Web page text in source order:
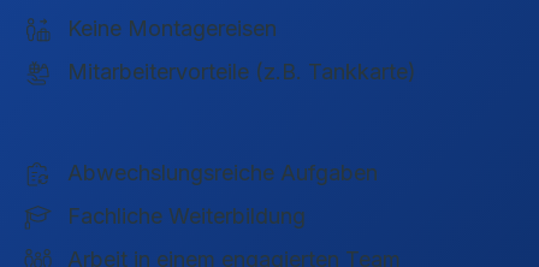
Keine Montagereisen
Mitarbeitervorteile (z.B. Tankkarte)
Abwechslungsreiche Aufgaben
Fachliche Weiterbildung
Arbeit in einem engagierten Team